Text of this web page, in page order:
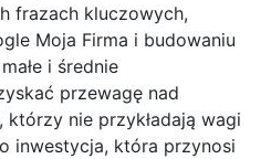
frazach kluczowych,
Moja Firma i budowaniu
i średnie
przewagę nad
nie przykładają wagi
inwestycja, która przynosi